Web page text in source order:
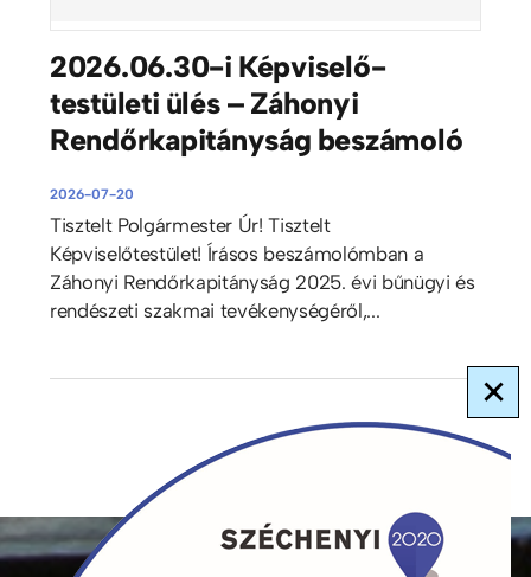
2026.06.30-i Képviselő-
testületi ülés – Záhonyi
Rendőrkapitányság beszámoló
2026-07-20
Tisztelt Polgármester Úr! Tisztelt
Képviselőtestület! Írásos beszámolómban a
Záhonyi Rendőrkapitányság 2025. évi bűnügyi és
rendészeti szakmai tevékenységéről,...
×